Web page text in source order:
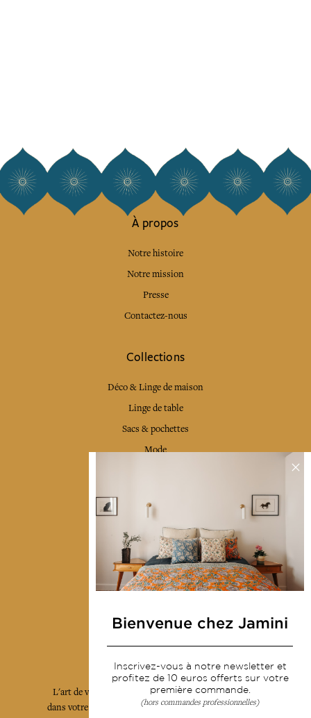
À propos
Notre histoire
Notre mission
Presse
Contactez-nous
Collections
Déco & Linge de maison
Linge de table
Sacs & pochettes
Mode
Livraison & retour
CGV
Devenir revendeur
Notre communauté
L'art de vivre JAMINI raconté avec poésie et élégance
dans votre boîte mail. Inscrivez vous à notre newsletter
Bienvenue chez Jamini
Inscrivez-vous à notre newsletter et
profitez de 10 euros offerts sur votre
première commande.
(hors commandes professionnelles)